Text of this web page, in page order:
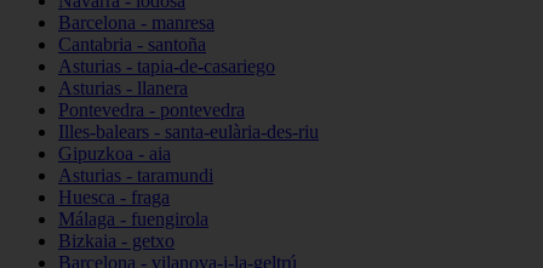
Barcelona - manresa
Cantabria - santoña
Asturias - tapia-de-casariego
Asturias - llanera
Pontevedra - pontevedra
Illes-balears - santa-eulària-des-riu
Gipuzkoa - aia
Asturias - taramundi
Huesca - fraga
Málaga - fuengirola
Bizkaia - getxo
Barcelona - vilanova-i-la-geltrú